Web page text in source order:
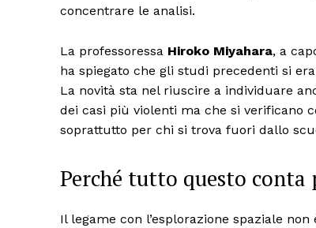
concentrare le analisi.
La professoressa Hiroko Miyahara, a
ha spiegato che gli studi precedenti si
La novità sta nel riuscire a individuare
dei casi più violenti ma che si verificano
soprattutto per chi si trova fuori dallo
Perché tutto questo
Il legame con l’esplorazione spaziale